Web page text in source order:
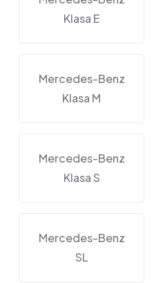
Klasa E
Mercedes-Benz
Klasa M
Mercedes-Benz
Klasa S
Mercedes-Benz
SL